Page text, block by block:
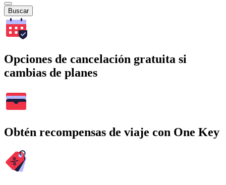
Buscar
Opciones de cancelación gratuita si
cambias de planes
Obtén recompensas de viaje con One Key